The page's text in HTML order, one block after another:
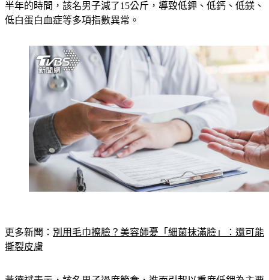
半年的時間，該名男子減了15公斤，導致低鉀、低鈣、低鎂、
低白蛋白血症等多項指數異常。
更多新聞： 別用毛巾擦臉？美容師憂「細菌抹滿臉」：還可能
撕裂皮膚